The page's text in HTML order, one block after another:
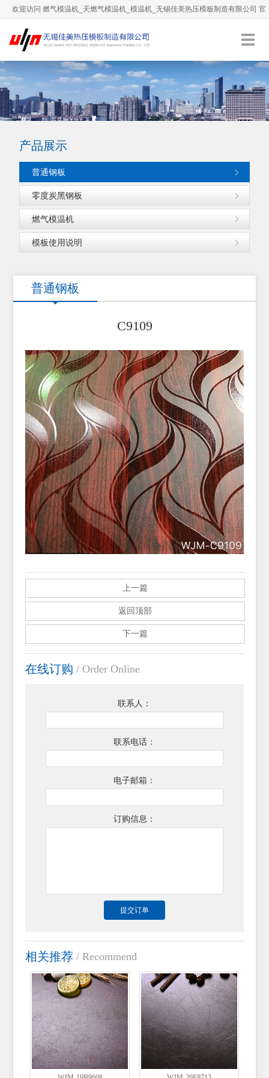
欢迎访问 燃气模温机_天燃气模温机_模温机_无锡佳美热压模板制造有限公司 官
方网站！
服务热线：0510-66892036 加入收藏
产品展示
普通钢板
零度炭黑钢板
燃气模温机
模板使用说明
普通钢板
C9109
上一篇
返回顶部
下一篇
在线订购 / Order Online
联系人：
联系电话：
电子邮箱：
订购信息：
相关推荐 / Recommend